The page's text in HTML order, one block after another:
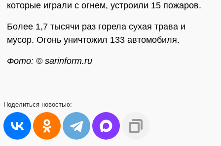
которые играли с огнем, устроили 15 пожаров.
Более 1,7 тысячи раз горела сухая трава и
мусор. Огонь уничтожил 133 автомобиля.
Фото: © sarinform.ru
Поделиться новостью: